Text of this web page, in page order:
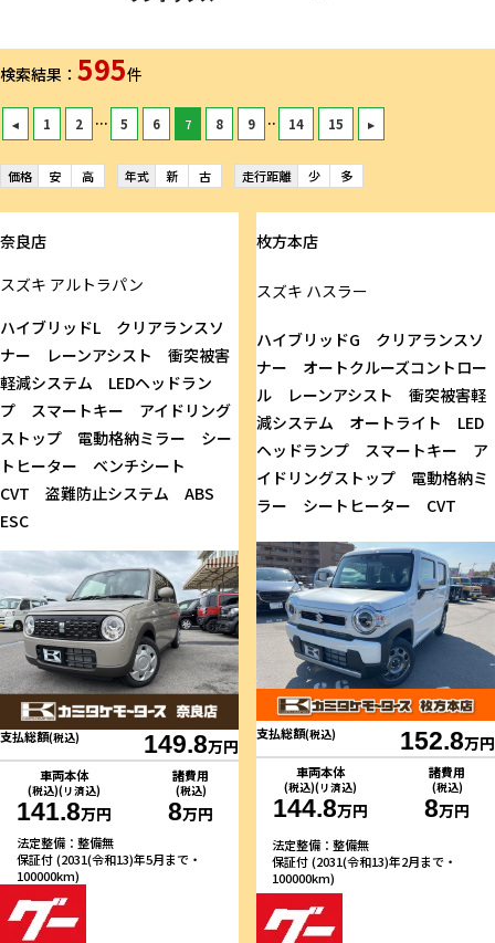
検索結果： 595件
◂ 1 2 ... 5 6 7 8 9 .. 14 15 ▸
価格 安 高 年式 新 古 走行距離 少 多
奈良店
スズキ アルトラパン
ハイブリッドL クリアランスソ
ナー レーンアシスト 衝突被害
軽減システム LEDヘッドラン
プ スマートキー アイドリング
ストップ 電動格納ミラー シー
トヒーター ベンチシート
CVT 盗難防止システム ABS
ESC
支払総額(税込) 149.8万円
車両本体
(税込)(リ済込)
141.8万円
諸費用
(税込)
8万円
法定整備：整備無
保証付 (2031(令和13)年5月まで・
100000km)
枚方本店
スズキ ハスラー
ハイブリッドG クリアランスソ
ナー オートクルーズコントロー
ル レーンアシスト 衝突被害軽
減システム オートライト LED
ヘッドランプ スマートキー ア
イドリングストップ 電動格納ミ
ラー シートヒーター CVT
支払総額(税込) 152.8万円
車両本体
(税込)(リ済込)
144.8万円
諸費用
(税込)
8万円
法定整備：整備無
保証付 (2031(令和13)年2月まで・
100000km)